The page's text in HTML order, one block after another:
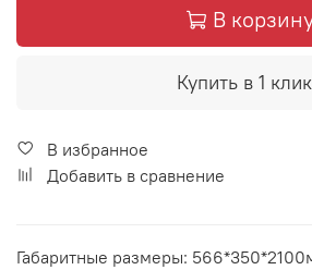
В
Купить в 1 клик
В избранное
Добавить в сравнение
Габаритные размеры: